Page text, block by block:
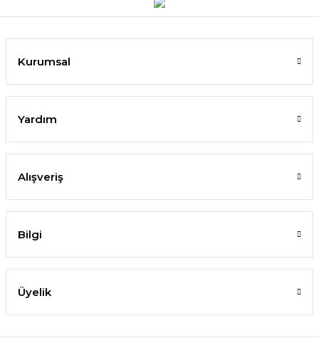
Kurumsal
Yardım
Alışveriş
Bilgi
Üyelik